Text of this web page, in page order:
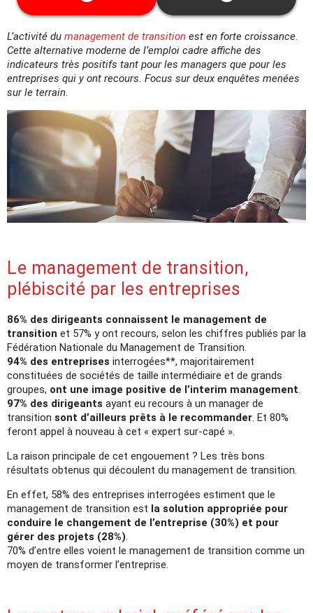
L’activité du management de transition est en forte croissance.
Cette alternative moderne de l’emploi cadre affiche des
indicateurs très positifs tant pour les managers que pour les
entreprises qui y ont recours. Focus sur deux enquêtes menées
sur le terrain.
Le management de transition,
plébiscité par les entreprises
86% des dirigeants connaissent le management de
transition et 57% y ont recours, selon les chiffres publiés par la
Fédération Nationale du Management de Transition.
94% des entreprises interrogées**, majoritairement
constituées de sociétés de taille intermédiaire et de grands
groupes, ont une image positive de l’interim management
97% des dirigeants ayant eu recours à un manager de
transition sont d’ailleurs prêts à le recommander . Et 80%
feront appel à nouveau à cet « expert sur-capé ».
La raison principale de cet engouement ? Les très bons
résultats obtenus qui découlent du management de transition.
En effet, 58% des entreprises interrogées estiment que le
management de transition est la solution appropriée pour
conduire le changement de l’entreprise (30%) et pour
gérer des projets (28%)
70% d’entre elles voient le management de transition comme un
moyen de transformer l’entreprise.
garanties.
Cette date ne vous convient pas ? Découvrez
toutes les dates disponiblesici